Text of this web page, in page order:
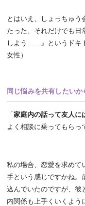
とはいえ、しょっちゅう
たった、それだけでも日
しよう……』というドキ
女性）
同じ悩みを共有したいか
「 家庭内の話って友人に
よく相談に乗ってもらっ
私の場合、恋愛を求めて
手という感じですかね。
込んでいたのですが、彼
内関係も上手くいくよう